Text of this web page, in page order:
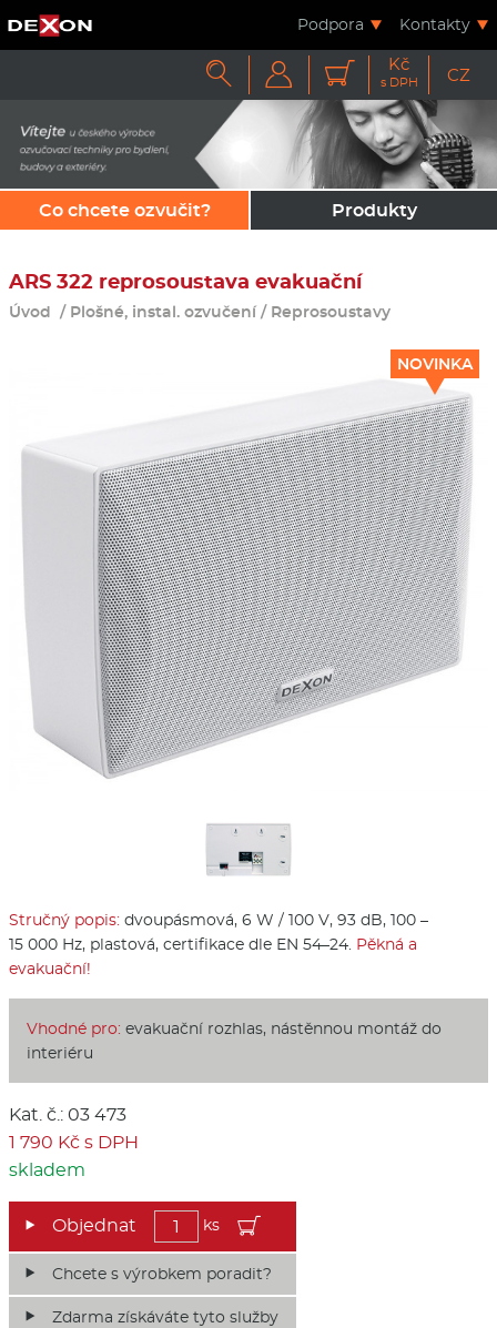
Podpora Kontakty
   Kč
s DPH CZ
Co chcete ozvučit? Produkty
ARS 322 reprosoustava evakuační
Úvod / Plošné, instal. ozvučení/ Reprosoustavy
NOVINKA
Stručný popis: dvoupásmová, 6 W / 100 V, 93 dB, 100 –
15 000 Hz, plastová, certifikace dle EN 54–24. Pěkná a
evakuační!
Vhodné pro: evakuační rozhlas, nástěnnou montáž do
interiéru
Kat. č.: 03 473
1 790 Kč s DPH
skladem
ks
Chcete s výrobkem poradit?
Zdarma získáváte tyto služby